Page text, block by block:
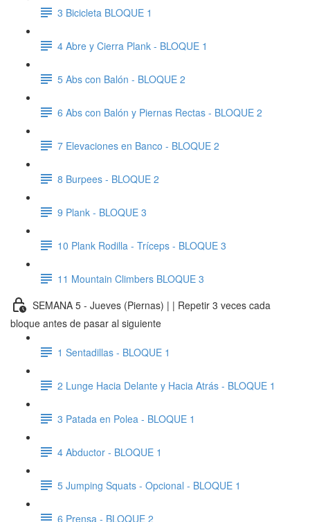
3 Bicicleta BLOQUE 1
4 Abre y Cierra Plank - BLOQUE 1
5 Abs con Balón - BLOQUE 2
6 Abs con Balón y Piernas Rectas - BLOQUE 2
7 Elevaciones en Banco - BLOQUE 2
8 Burpees - BLOQUE 2
9 Plank - BLOQUE 3
10 Plank Rodilla - Tríceps - BLOQUE 3
11 Mountain Climbers BLOQUE 3
SEMANA 5 - Jueves (Piernas) | | Repetir 3 veces cada
bloque antes de pasar al siguiente
1 Sentadillas - BLOQUE 1
2 Lunge Hacia Delante y Hacia Atrás - BLOQUE 1
3 Patada en Polea - BLOQUE 1
4 Abductor - BLOQUE 1
5 Jumping Squats - Opcional - BLOQUE 1
6 Prensa - BLOQUE 2